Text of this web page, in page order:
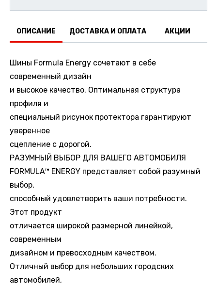
ОПИСАНИЕ ДОСТАВКА И ОПЛАТА АКЦИИ
Шины Formula Energy сочетают в себе
современный дизайн
и высокое качество. Оптимальная структура
профиля и
специальный рисунок протектора гарантируют
уверенное
сцепление с дорогой.
РАЗУМНЫЙ ВЫБОР ДЛЯ ВАШЕГО АВТОМОБИЛЯ
FORMULA™ ENERGY представляет собой разумный
выбор,
способный удовлетворить ваши потребности.
Этот продукт
отличается широкой размерной линейкой,
современным
дизайном и превосходным качеством.
Отличный выбор для небольших городских
автомобилей,